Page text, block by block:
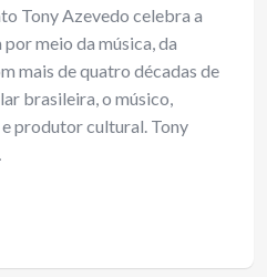
Tony Azevedo celebra a
meio da música, da
mais de quatro décadas de
brasileira, o músico,
produtor cultural. Tony